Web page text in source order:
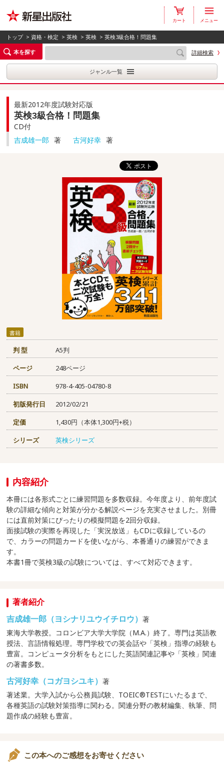
カート メニュー
トップ > 資格・検定 >英検 >英検 > 英検3級合格！問題集
本を探す
詳細検索
ジャンル一覧
最新2012年度試験対応版
英検3級合格！問題集
CD付
吉成雄一郎
著 古河好幸 著
書籍
判 型
A5判
ページ
248ページ
ISBN
978-4-405-04780-8
初版発行日
2012/02/21
定価
1,430円（本体1,300円+税）
シリーズ
英検シリーズ
内容紹介
本冊には各形式ごとに練習問題を多数収録。今年度より、前年度試
験の詳細な傾向と対策が分かる解説ページを充実させました。別冊
には直前対策にぴったりの模擬問題を2回分収録。
面接試験の実際を再現した「実況放送」もCDに収録しているの
で、カラーの問題カードを使いながら、本番通りの練習ができま
す。
本書1冊で英検3級の試験については、すべて対応できます。
著者紹介
吉成雄一郎（ヨシナリユウイチロウ）著
東海大学教授。コロンビア大学大学院（M.A.）終了。専門は英語教
授法、言語情報処理。専門学校での英会話や「英検」指導の経験も
豊富。コンピュータ分析をもとにした英語関連記事や「英検」関連
の著書多数。
古河好幸（コガヨシユキ）著
著述業。大学入試から公務員試験、TOEIC®TESTにいたるまで、
各種英語の試験対策指導に関わる。関連分野の教材編集、執筆、問
題作成の経験も豊富。
この本へのご感想をお寄せください